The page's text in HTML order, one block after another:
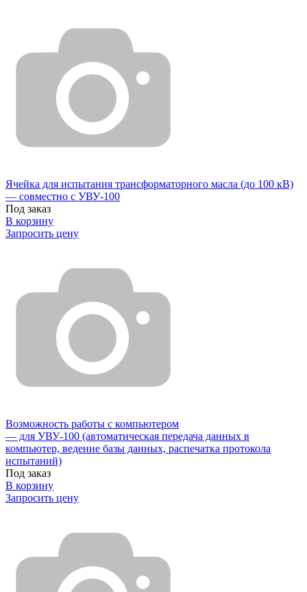
Ячейка для испытания трансформаторного масла (до 100 кВ)
— совместно с УВУ-100
Под заказ
В корзину
Запросить цену
Возможность работы с компьютером
— для УВУ-100 (автоматическая передача данных в
компьютер, ведение базы данных, распечатка протокола
испытаний)
Под заказ
В корзину
Запросить цену